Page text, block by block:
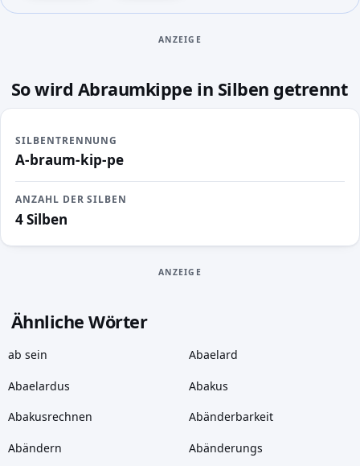
ANZEIGE
So wird Abraumkippe in Silben getrennt
SILBENTRENNUNG
A-braum-kip-pe
ANZAHL DER SILBEN
4 Silben
ANZEIGE
Ähnliche Wörter
ab sein Abaelard
Abaelardus Abakus
Abakusrechnen Abänderbarkeit
Abändern Abänderungs